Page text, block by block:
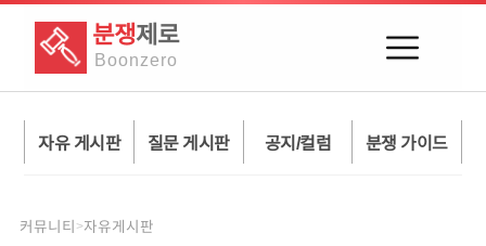
분쟁제로
Boonzero
자유 게시판 질문 게시판 공지/컬럼 분쟁 가이드
커뮤니티>자유게시판